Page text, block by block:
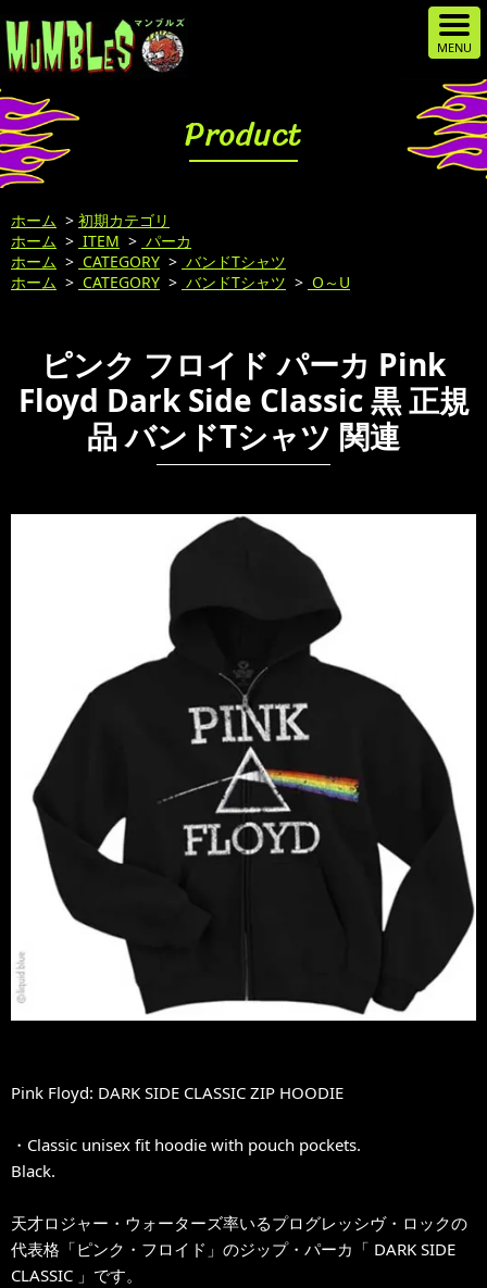
Product
ホーム > 初期カテゴリ
ホーム > ITEM > パーカ
ホーム > CATEGORY > バンドTシャツ
ホーム > CATEGORY > バンドTシャツ > O～U
ピンク フロイド パーカ Pink
Floyd Dark Side Classic 黒 正規
品 バンドTシャツ 関連
Pink Floyd: DARK SIDE CLASSIC ZIP HOODIE
・Classic unisex fit hoodie with pouch pockets.
Black.
天才ロジャー・ウォーターズ率いるプログレッシヴ・ロックの
代表格「ピンク・フロイド」のジップ・パーカ「 DARK SIDE
CLASSIC 」です。